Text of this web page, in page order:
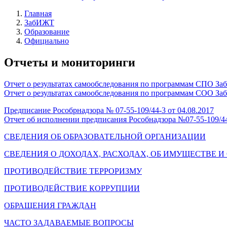
Главная
ЗабИЖТ
Образование
Официально
Отчеты и мониторинги
Отчет о результатах самообследования по программам СПО
Отчет о результатах самообследования по программам СОО
Предписание Рособрнадзора № 07-55-109/44-3 от 04.08.2017
Отчет об исполнении предписания Рособнадзора №07-55-109/
СВЕДЕНИЯ ОБ ОБРАЗОВАТЕЛЬНОЙ ОРГАНИЗАЦИИ
СВЕДЕНИЯ О ДОХОДАХ, РАСХОДАХ, ОБ ИМУЩЕСТВЕ
ПРОТИВОДЕЙСТВИЕ ТЕРРОРИЗМУ
ПРОТИВОДЕЙСТВИЕ КОРРУПЦИИ
ОБРАЩЕНИЯ ГРАЖДАН
ЧАСТО ЗАДАВАЕМЫЕ ВОПРОСЫ